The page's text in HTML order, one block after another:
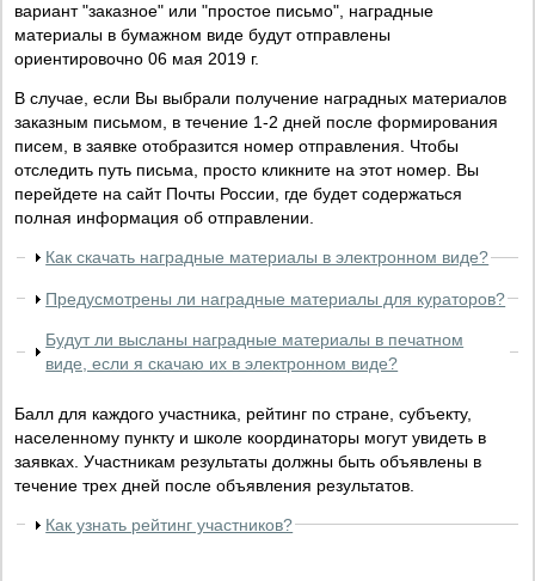
вариант "заказное" или "простое письмо", наградные
материалы в бумажном виде будут отправлены
ориентировочно 06 мая 2019 г.
В случае, если Вы выбрали получение наградных материалов
заказным письмом, в течение 1-2 дней после формирования
писем, в заявке отобразится номер отправления. Чтобы
отследить путь письма, просто кликните на этот номер. Вы
перейдете на сайт Почты России, где будет содержаться
полная информация об отправлении.
Как скачать наградные материалы в электронном виде?
Предусмотрены ли наградные материалы для кураторов?
Будут ли высланы наградные материалы в печатном
виде, если я скачаю их в электронном виде?
Балл для каждого участника, рейтинг по стране, субъекту,
населенному пункту и школе координаторы могут увидеть в
заявках. Участникам результаты должны быть объявлены в
течение трех дней после объявления результатов.
Как узнать рейтинг участников?